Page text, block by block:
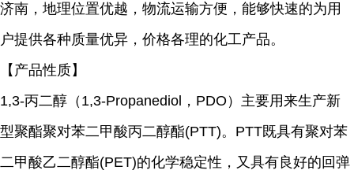
济南，地理位置优越，物流运输方便，能够快速的为用
户提供各种质量优异，价格各理的化工产品。
【产品性质】
1,3-丙二醇（1,3-Propanediol，PDO）主要用来生产新
型聚酯聚对苯二甲酸丙二醇酯(PTT)。PTT既具有聚对苯
二甲酸乙二醇酯(PET)的化学稳定性，又具有良好的回弹